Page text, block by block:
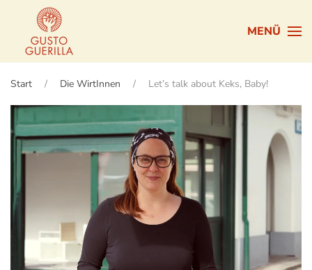
Zum Hauptinhalt springen
MENÜ
Start Die WirtInnen Let’s talk about Keks, Baby!